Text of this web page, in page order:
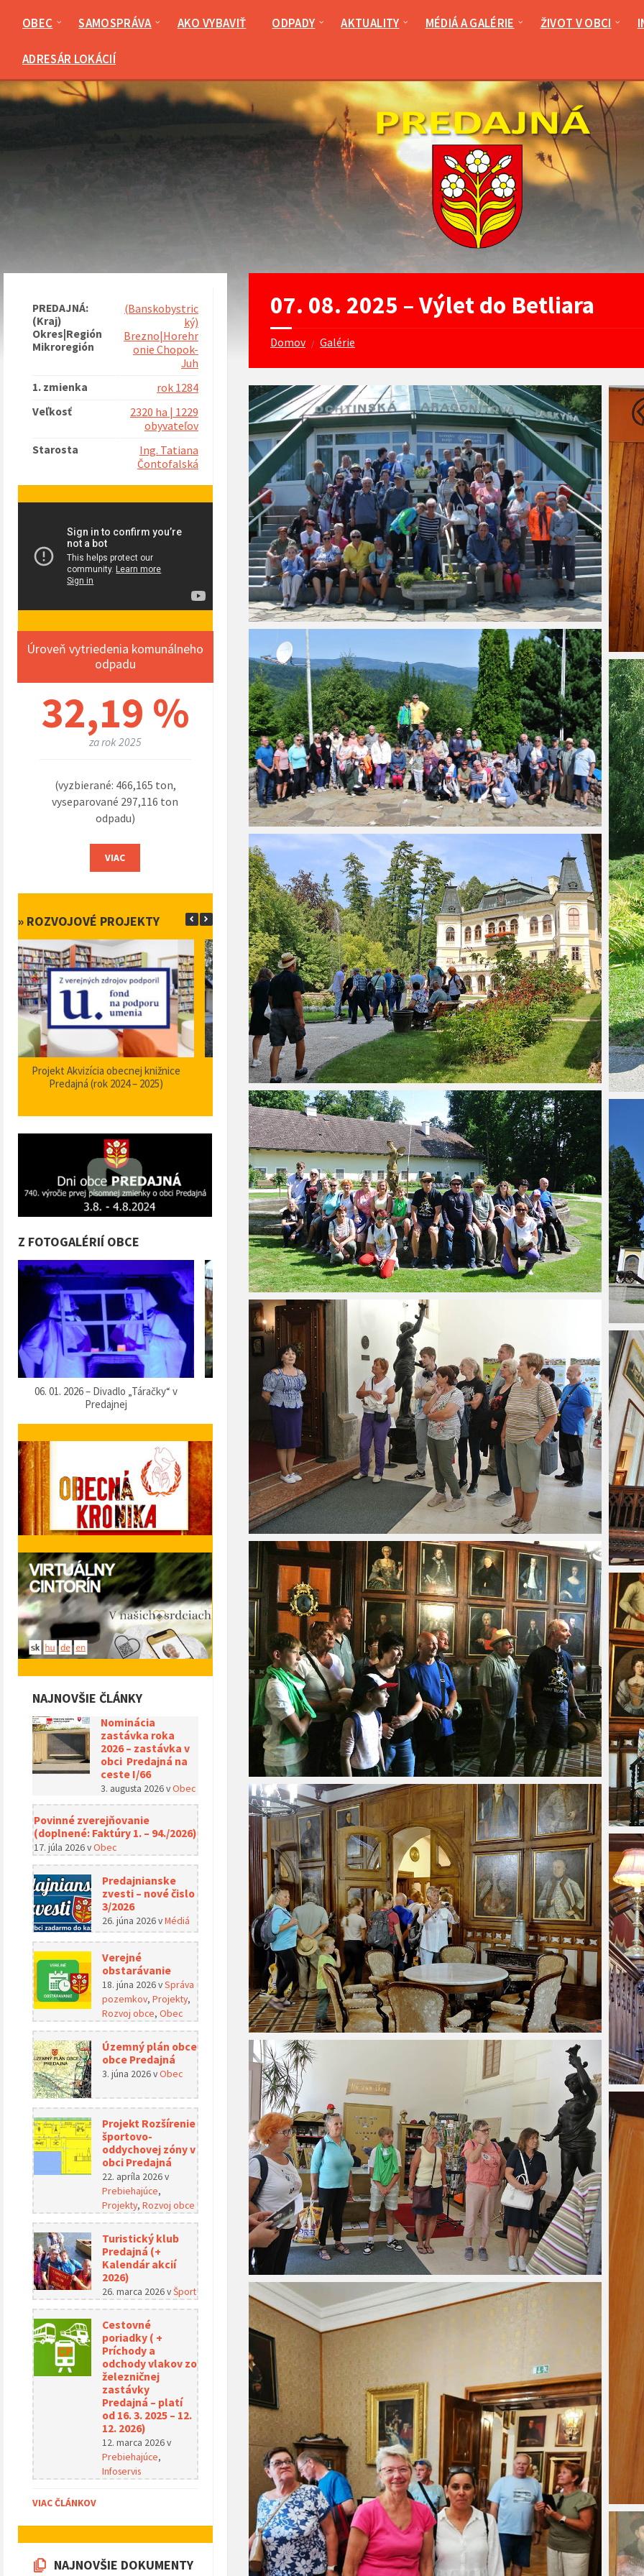
OBEC SAMOSPRÁVA AKO VYBAVIŤ ODPADY AKTUALITY MÉDIÁ A GALÉRIE ŽIVOT V OBCI
ADRESÁR LOKÁCIÍ
07. 08. 2025 – Výlet do Betliara
Domov / Galérie
PREDAJNÁ:
(Kraj)
Okres|Región
Mikroregión
(Banskobystric
ký)
Brezno|Horehr
onie Chopok-
Juh
1. zmienka
rok 1284
Veľkosť
2320 ha | 1229
obyvateľov
Starosta
Ing. Tatiana
Čontofalská
Úroveň vytriedenia komunálneho
odpadu
32,19 %
za rok 2025
(vyzbierané: 466,165 ton,
vyseparované 297,116 ton
odpadu)
VIAC
» ROZVOJOVÉ PROJEKTY
Zabezpečenie zvýšenia bezpečnosti a
plynulosti premávky – I/66 Predajná
Projekt Podpora opatrení k zvyšovaniu
bezpečnosti dopravy a vybudovanie
orientačného informačného systému v
obci Predajná (rok 2023)
Nové autobusové zastávky I/66 (rok
2023)
Rozširenie
Z FOTOGALÉRIÍ OBCE
07. 12. 2025 – Vítanie Mikuláša 05. 12. 2025 – Predvianočný hlas organu
02. 12. 2025 – Posedenie seniorov pri
kapustnici
14. 11. 2025
NAJNOVŠIE ČLÁNKY
Nominácia
zastávka roka
2026 – zastávka v
obci Predajná na
ceste I/66
3. augusta 2026vObec
Povinné zverejňovanie
(doplnené: Faktúry 1. – 94./2026)
17. júla 2026vObec
Predajnianske
zvesti – nové čislo
3/2026
26. júna 2026vMédiá
Verejné
obstarávanie
18. júna 2026vSpráva
pozemkov, Projekty,
Rozvoj obce, Obec
Územný plán obce
obce Predajná
3. júna 2026vObec
Projekt Rozšírenie
športovo-
oddychovej zóny v
obci Predajná
22. apríla 2026v
Prebiehajúce,
Projekty, Rozvoj obce
Turistický klub
Predajná (+
Kalendár akcií
2026)
26. marca 2026vŠport
Cestovné
poriadky ( +
Príchody a
odchody vlakov zo
železničnej
zastávky
Predajná – platí
od 16. 3. 2025 – 12.
12. 2026)
12. marca 2026v
Prebiehajúce,
Infoservis
VIAC ČLÁNKOV
NAJNOVŠIE DOKUMENTY